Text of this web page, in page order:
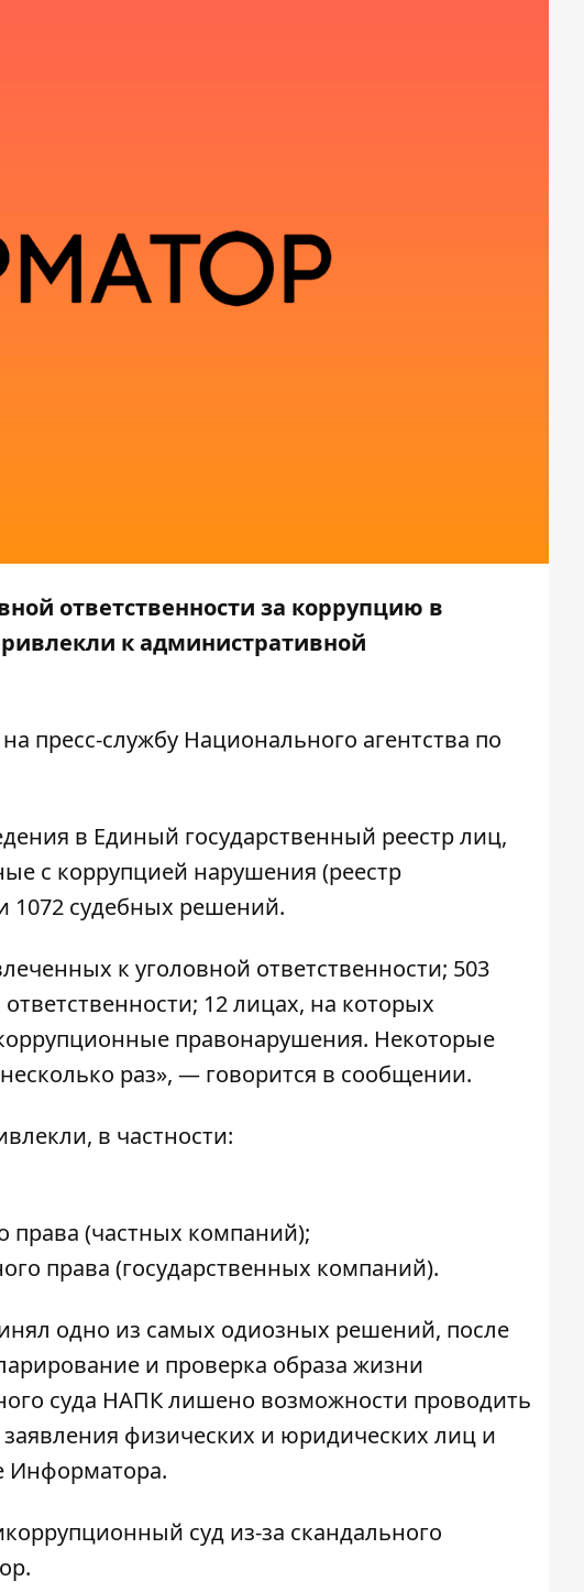
ответственности за коррупцию в
к административной
пресс-службу Национального агентства по
в Единый государственный реестр лиц,
с коррупцией нарушения (реестр
1072 судебных решений.
к уголовной ответственности; 503
12 лицах, на которых
правонарушения. Некоторые
раз», — говорится в сообщении.
в частности:
права (частных компаний);
права (государственных компаний).
одно из самых одиозных решений, после
и проверка образа жизни
суда НАПК лишено возможности проводить
физических и юридических лиц и
Информатора.
суд из-за скандального
.